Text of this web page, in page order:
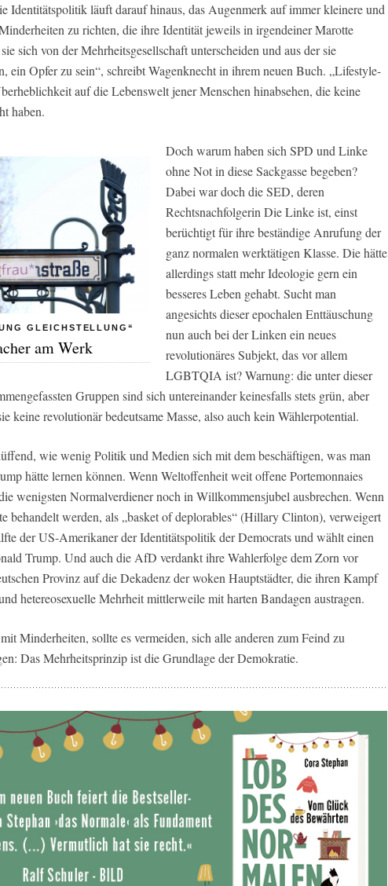
Identitätspolitik läuft darauf hinaus, das Augenmerk auf immer kleinere und
zu richten, die ihre Identität jeweils in irgendeiner Marotte
sich von der Mehrheitsgesellschaft unterscheiden und aus der sie
ein Opfer zu sein“, schreibt Wagenknecht in ihrem neuen Buch. „Lifestyle-
auf die Lebenswelt jener Menschen hinabsehen, die keine
haben.
GLEICHSTELLUNG“
am Werk
Doch warum haben sich SPD und Linke
ohne Not in diese Sackgasse begeben?
Dabei war doch die SED, deren
Rechtsnachfolgerin Die Linke ist, einst
berüchtigt für ihre beständige Anrufung der
ganz normalen werktätigen Klasse. Die hätte
allerdings statt mehr Ideologie gern ein
besseres Leben gehabt. Sucht man
angesichts dieser epochalen Enttäuschung
nun auch bei der Linken ein neues
revolutionäres Subjekt, das vor allem
LGBTQIA ist? Warnung: die unter dieser
Gruppen sind sich untereinander keinesfalls stets grün, aber
keine revolutionär bedeutsame Masse, also auch kein Wählerpotential.
wie wenig Politik und Medien sich mit dem beschäftigen, was man
hätte lernen können. Wenn Weltoffenheit weit offene Portemonnaies
wenigsten Normalverdiener noch in Willkommensjubel ausbrechen. Wenn
behandelt werden, als „basket of deplorables“ (Hillary Clinton), verweigert
der US-Amerikaner der Identitätspolitik der Democrats und wählt einen
Trump. Und auch die AfD verdankt ihre Wahlerfolge dem Zorn vor
Provinz auf die Dekadenz der woken Hauptstädter, die ihren Kampf
hetereosexuelle Mehrheit mittlerweile mit harten Bandagen austragen.
Minderheiten, sollte es vermeiden, sich alle anderen zum Feind zu
Das Mehrheitsprinzip ist die Grundlage der Demokratie.